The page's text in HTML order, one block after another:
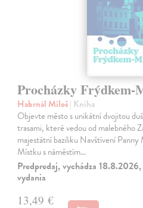
Procházky Frýdkem-
Habrnál Miloš| Kniha
Objevte město s unikátní dvojitou
trasami, které vedou od malebného
majestátní baziliku Navštívení
Místku s náměstím…
Predpredaj, vychádza
vydania
13,49 €